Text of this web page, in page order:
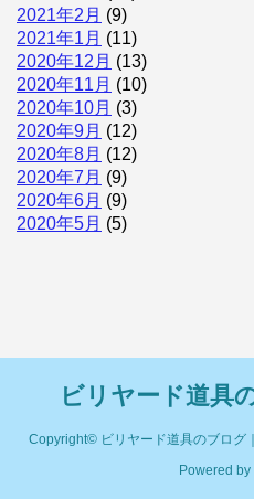
2021年2月 (9)
2021年1月 (11)
2020年12月 (13)
2020年11月 (10)
2020年10月 (3)
2020年9月 (12)
2020年8月 (12)
2020年7月 (9)
2020年6月 (9)
2020年5月 (5)
ビリヤード道具
Copyright© ビリヤード道具のブログ
Powered by